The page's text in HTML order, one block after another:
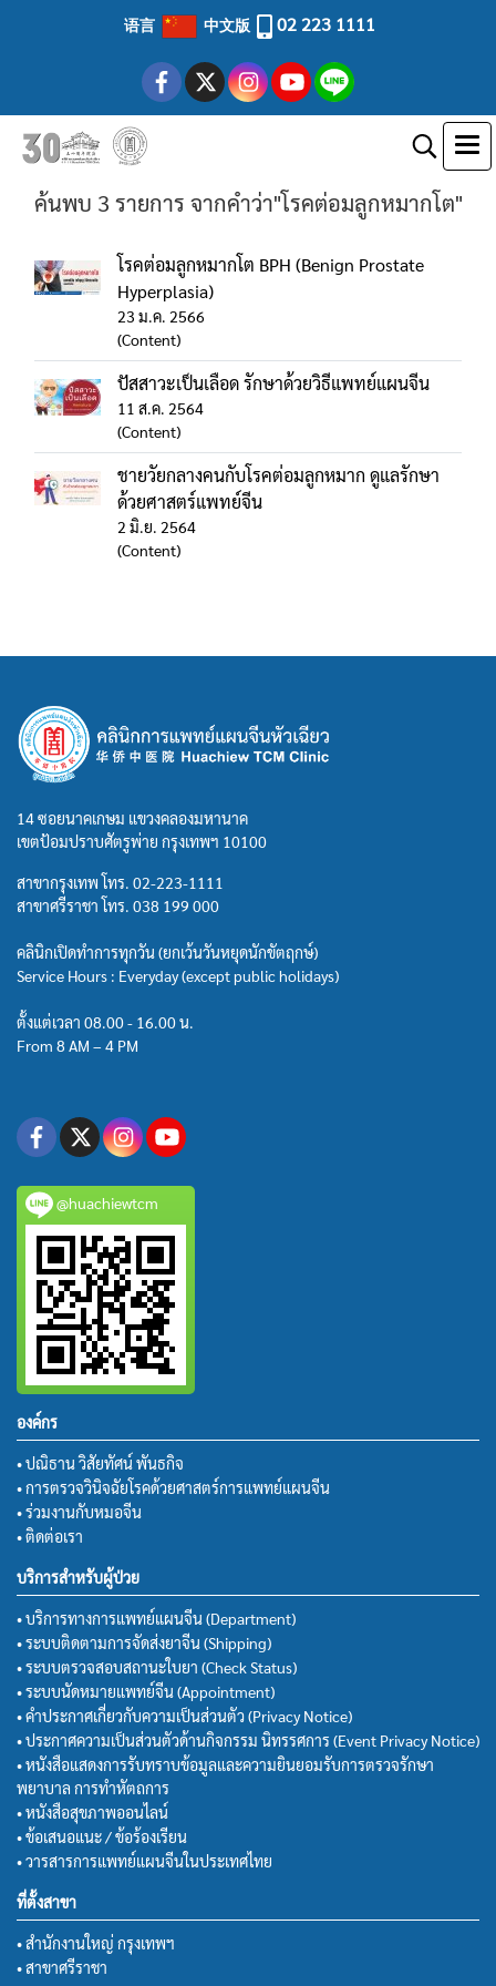
语言 中文版 02 223 1111
ค้นพบ 3 รายการ จากคำว่า"โรคต่อมลูกหมากโต"
โรคต่อมลูกหมากโต BPH (Benign Prostate
Hyperplasia)
23 ม.ค. 2566
(Content)
ปัสสาวะเป็นเลือด รักษาด้วยวิธีแพทย์แผนจีน
11 ส.ค. 2564
(Content)
ชายวัยกลางคนกับโรคต่อมลูกหมาก ดูแลรักษา
ด้วยศาสตร์แพทย์จีน
2 มิ.ย. 2564
(Content)
14 ซอยนาคเกษม แขวงคลองมหานาค
เขตป้อมปราบศัตรูพ่าย กรุงเทพฯ 10100
สาขากรุงเทพ โทร. 02-223-1111
สาขาศรีราชา โทร. 038 199 000
คลินิกเปิดทำการทุกวัน (ยกเว้นวันหยุดนักขัตฤกษ์)
Service Hours : Everyday (except public holidays)
ตั้งแต่เวลา 08.00 - 16.00 น.
From 8 AM – 4 PM
@huachiewtcm
องค์กร
• ปณิธาน วิสัยทัศน์ พันธกิจ
• การตรวจวินิจฉัยโรคด้วยศาสตร์การแพทย์แผนจีน
• ร่วมงานกับหมอจีน
• ติดต่อเรา
บริการสำหรับผู้ป่วย
• บริการทางการแพทย์แผนจีน (Department)
• ระบบติดตามการจัดส่งยาจีน (Shipping)
• ระบบตรวจสอบสถานะใบยา (Check Status)
• ระบบนัดหมายแพทย์จีน (Appointment)
• คำประกาศเกี่ยวกับความเป็นส่วนตัว (Privacy Notice)
• ประกาศความเป็นส่วนตัวด้านกิจกรรม นิทรรศการ (Event Privacy Notice)
• หนังสือแสดงการรับทราบข้อมูลและความยินยอมรับการตรวจรักษา
พยาบาล การทำหัตถการ
• หนังสือสุขภาพออนไลน์
• ข้อเสนอแนะ / ข้อร้องเรียน
• วารสารการแพทย์แผนจีนในประเทศไทย
ที่ตั้งสาขา
• สำนักงานใหญ่ กรุงเทพฯ
• สาขาศรีราชา